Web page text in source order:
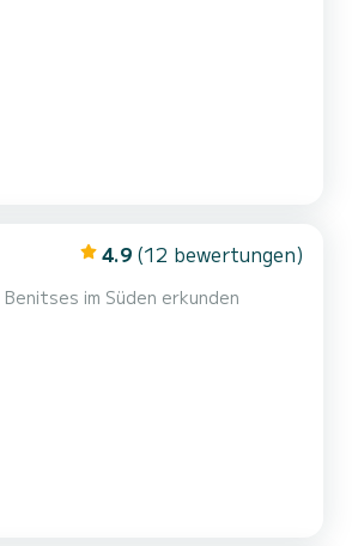
Kalami, Kassiopi und Agni
Kein Problem! Wir
4.9 (12 bewertungen)
im Süden erkunden